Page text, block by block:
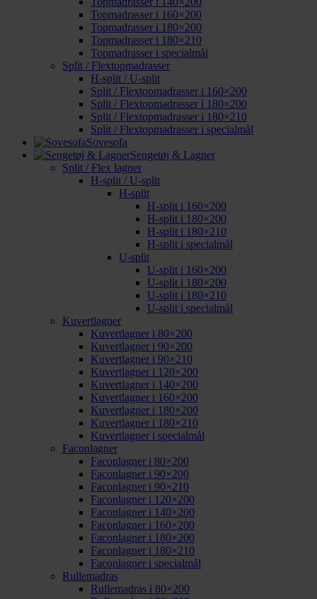
Topmadrasser i 160×200
Topmadrasser i 180×200
Topmadrasser i 180×210
Topmadrasser i specialmål
Split / Flextopmadrasser
H-split / U-split
Split / Flextopmadrasser i 160×200
Split / Flextopmadrasser i 180×200
Split / Flextopmadrasser i 180×210
Split / Flextopmadrasser i specialmål
Sovesofa
Sengetøj & Lagner
Split / Flex lagner
H-split / U-split
H-split
H-split i 160×200
H-split i 180×200
H-split i 180×210
H-split i specialmål
U-split
U-split i 160×200
U-split i 180×200
U-split i 180×210
U-split i specialmål
Kuvertlagner
Kuvertlagner i 80×200
Kuvertlagner i 90×200
Kuvertlagner i 90×210
Kuvertlagner i 120×200
Kuvertlagner i 140×200
Kuvertlagner i 160×200
Kuvertlagner i 180×200
Kuvertlagner i 180×210
Kuvertlagner i specialmål
Faconlagner
Faconlagner i 80×200
Faconlagner i 90×200
Faconlagner i 90×210
Faconlagner i 120×200
Faconlagner i 140×200
Faconlagner i 160×200
Faconlagner i 180×200
Faconlagner i 180×210
Faconlagner i specialmål
Rullemadras
Rullemadras i 80×200